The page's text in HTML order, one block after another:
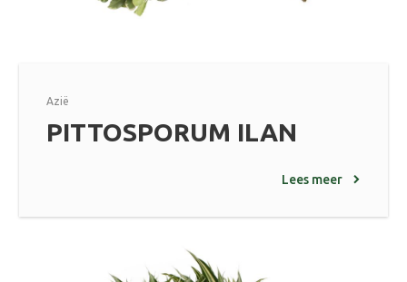
Azië
PITTOSPORUM ILAN
Lees meer